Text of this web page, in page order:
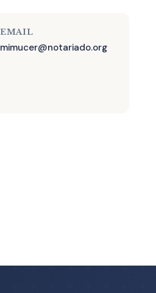
EMAIL
mimucer@notariado.org